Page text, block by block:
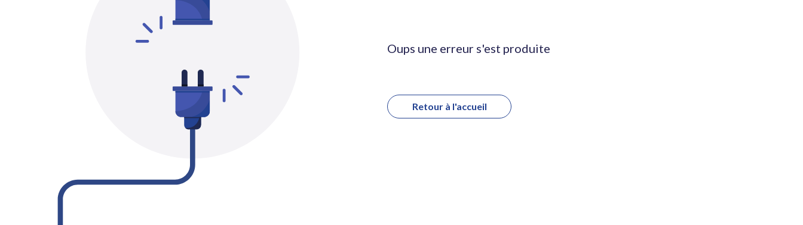
Oups une erreur s'est produite
Retour à l'accueil